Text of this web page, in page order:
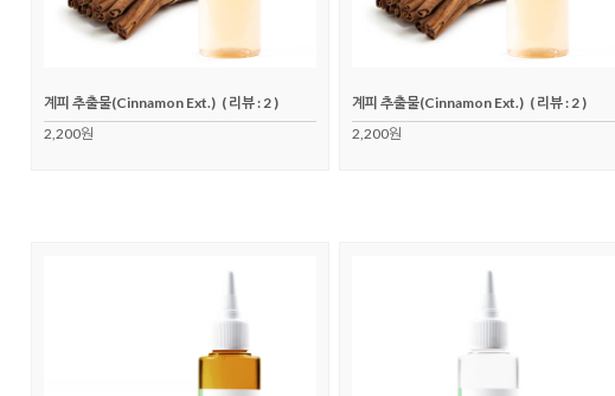
계피 추출물(Cinnamon Ext.) ( 리뷰 : 2 )
2,200원
계피 추출물(Cinnamon Ext.) ( 리뷰 : 2 )
2,200원